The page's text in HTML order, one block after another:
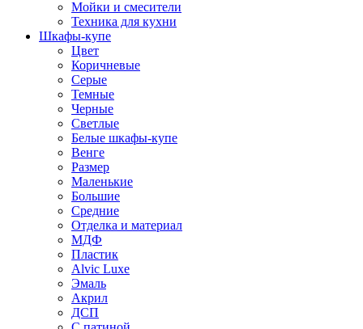
Мойки и смесители
Техника для кухни
Шкафы-купе
Цвет
Коричневые
Серые
Темные
Черные
Светлые
Белые шкафы-купе
Венге
Размер
Маленькие
Большие
Средние
Отделка и материал
МДФ
Пластик
Alvic Luxe
Эмаль
Акрил
ДСП